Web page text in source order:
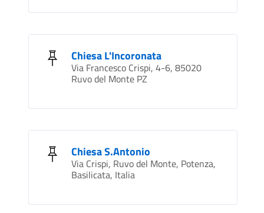
Chiesa L'Incoronata
Via Francesco Crispi, 4-6, 85020
Ruvo del Monte PZ
Chiesa S.Antonio
Via Crispi, Ruvo del Monte, Potenza,
Basilicata, Italia